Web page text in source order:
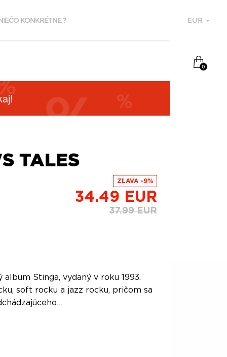
TALES
ZĽAVA -9%
34.49 EUR
37.99 EUR
Stinga, vydaný v roku 1993.
soft rocku a jazz rocku, pričom sa
EUR
0